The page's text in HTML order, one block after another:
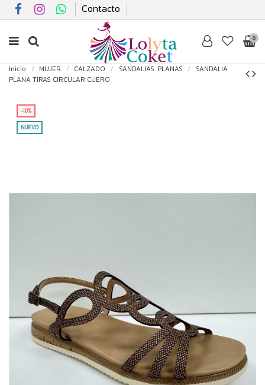
Contacto
0
Inicio MUJER CALZADO SANDALIAS PLANAS
SANDALIA
PLANA TIRAS CIRCULAR CUERO
-10%
NUEVO